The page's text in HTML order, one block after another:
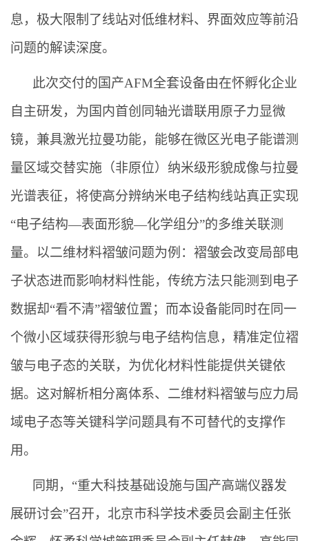
息，极大限制了线站对低维材料、界面效应等前沿
问题的解读深度。
此次交付的国产AFM全套设备由在怀孵化企业
自主研发，为国内首创同轴光谱联用原子力显微
镜，兼具激光拉曼功能，能够在微区光电子能谱测
量区域交替实施（非原位）纳米级形貌成像与拉曼
光谱表征，将使高分辨纳米电子结构线站真正实现
“电子结构—表面形貌—化学组分”的多维关联测
量。以二维材料褶皱问题为例：褶皱会改变局部电
子状态进而影响材料性能，传统方法只能测到电子
数据却“看不清”褶皱位置；而本设备能同时在同一
个微小区域获得形貌与电子结构信息，精准定位褶
皱与电子态的关联，为优化材料性能提供关键依
据。这对解析相分离体系、二维材料褶皱与应力局
域电子态等关键科学问题具有不可替代的支撑作
用。
同期，“重大科技基础设施与国产高端仪器发
展研讨会”召开，北京市科学技术委员会副主任张